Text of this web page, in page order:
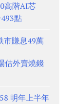
高階AI芯
點
賺息49萬
估外賣燒錢
明年上半年